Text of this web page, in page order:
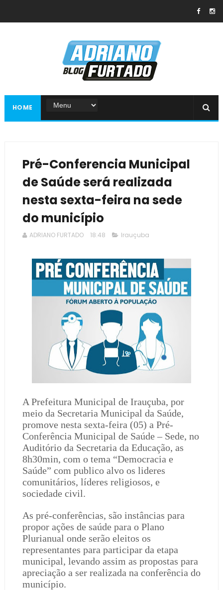
HOME
Pré-Conferencia Municipal
de Saúde será realizada
nesta sexta-feira na sede
do município
ADRIANO FURTADO 18:48 Irauçuba
A Prefeitura Municipal de Irauçuba, por
meio da Secretaria Municipal da Saúde,
promove nesta sexta-feira (05) a Pré-
Conferência Municipal de Saúde – Sede, no
Auditório da Secretaria da Educação, as
8h30min, com o tema “Democracia e
Saúde” com publico alvo os lideres
comunitários, líderes religiosos, e
sociedade civil.
As pré-conferências, são instâncias para
propor ações de saúde para o Plano
Plurianual onde serão eleitos os
representantes para participar da etapa
municipal, levando assim as propostas para
apreciação a ser realizada na conferência do
município.